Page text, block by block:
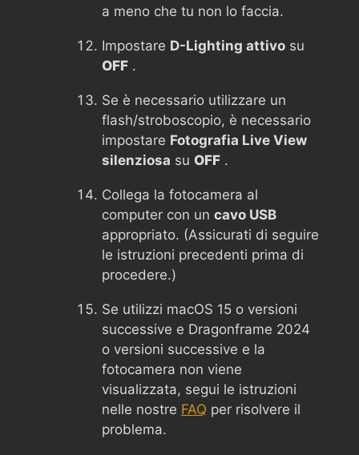
a meno che tu non lo faccia.
Impostare D-Lighting attivo su
OFF .
Se è necessario utilizzare un
flash/stroboscopio, è necessario
impostare Fotografia Live View
silenziosa su OFF .
Collega la fotocamera al
computer con un cavo USB
appropriato. (Assicurati di seguire
le istruzioni precedenti prima di
procedere.)
Se utilizzi macOS 15 o versioni
successive e Dragonframe 2024
o versioni successive e la
fotocamera non viene
visualizzata, segui le istruzioni
nelle nostre FAQ per risolvere il
problema.